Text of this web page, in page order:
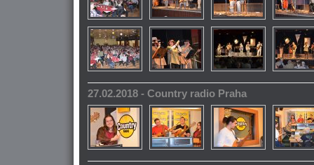
27.02.2018 - Country radio Praha